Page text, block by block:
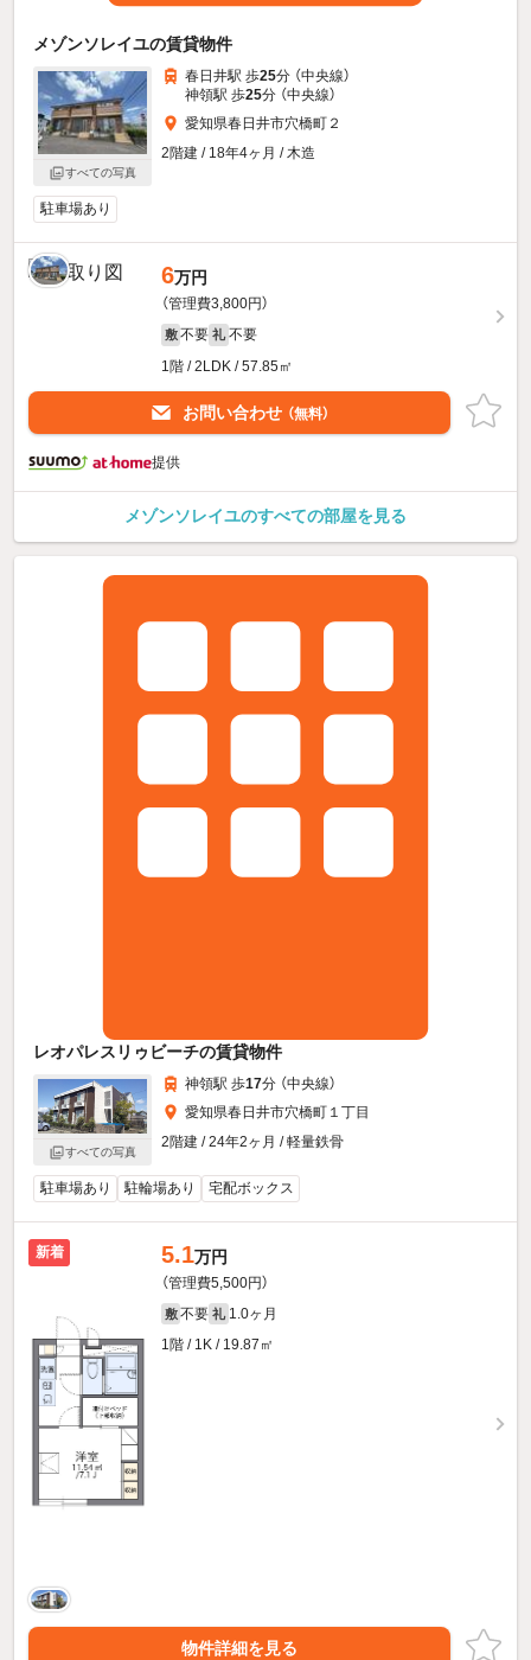
メゾンソレイユの賃貸物件
すべての写真
春日井駅 歩25分 （中央線）
神領駅 歩25分 （中央線）
愛知県春日井市穴橋町２
2階建 / 18年4ヶ月 / 木造
駐車場あり
6万円
（管理費3,800円）
敷 不要 礼 不要
1階 / 2LDK / 57.85㎡
お問い合わせ （無料）
提供
メゾンソレイユのすべての部屋を見る
レオパレスリゥビーチの賃貸物件
すべての写真
神領駅 歩17分 （中央線）
愛知県春日井市穴橋町１丁目
2階建 / 24年2ヶ月 / 軽量鉄骨
駐車場あり 駐輪場あり 宅配ボックス
新着 5.1万円
（管理費5,500円）
敷 不要 礼 1.0ヶ月
1階 / 1K / 19.87㎡
物件詳細を見る